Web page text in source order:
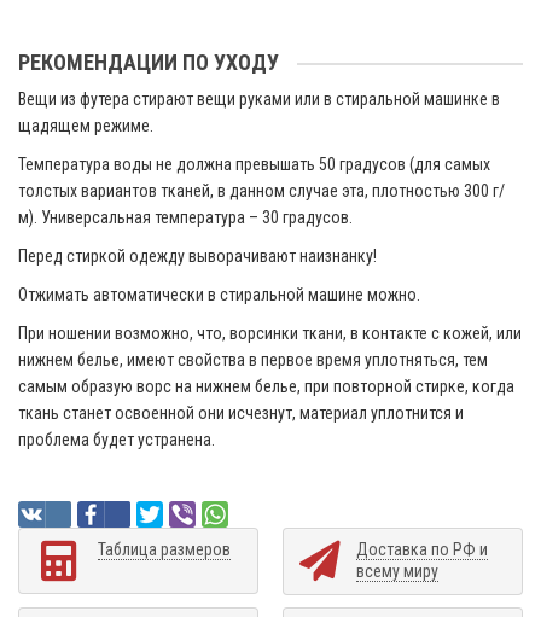
РЕКОМЕНДАЦИИ ПО УХОДУ
Вещи из футера стирают вещи руками или в стиральной машинке в
щадящем режиме.
Температура воды не должна превышать 50 градусов (для самых
толстых вариантов тканей, в данном случае эта, плотностью 300 г/
м). Универсальная температура – 30 градусов.
Перед стиркой одежду выворачивают наизнанку!
Отжимать автоматически в стиральной машине можно.
При ношении возможно, что, ворсинки ткани, в контакте с кожей, или
нижнем белье, имеют свойства в первое время уплотняться, тем
самым образую ворс на нижнем белье, при повторной стирке, когда
ткань станет освоенной они исчезнут, материал уплотнится и
проблема будет устранена.
Таблица размеров
Доставка по РФ и
всему миру